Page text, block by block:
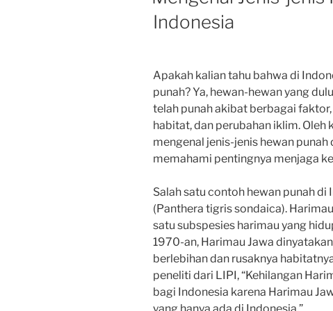
Indonesia
Apakah kalian tahu bahwa di
punah? Ya, hewan-hewan yang
telah punah akibat berbagai
habitat, dan perubahan iklim.
mengenal jenis-jenis hewan
memahami pentingnya menjaga
Salah satu contoh hewan punah di
(Panthera tigris sondaica).
satu subspesies harimau yang
1970-an, Harimau Jawa
berlebihan dan rusaknya
peneliti dari LIPI, “Kehilangan
bagi Indonesia karena Harimau